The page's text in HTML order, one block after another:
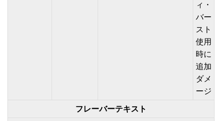
ィ・
バー
スト
使用
時に
追加
ダメ
ージ
フレーバーテキスト